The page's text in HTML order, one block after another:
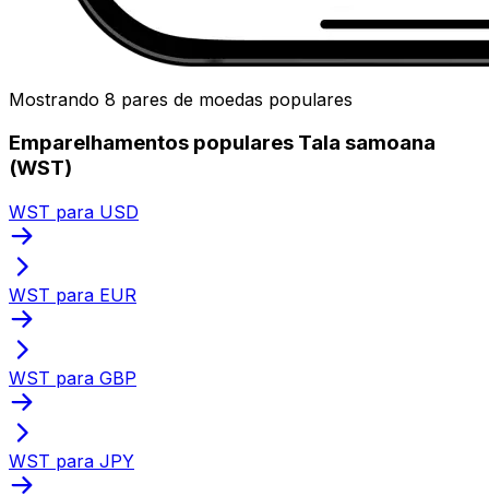
Mostrando 8 pares de moedas populares
Emparelhamentos populares Tala samoana
(WST)
WST para USD
WST para EUR
WST para GBP
WST para JPY